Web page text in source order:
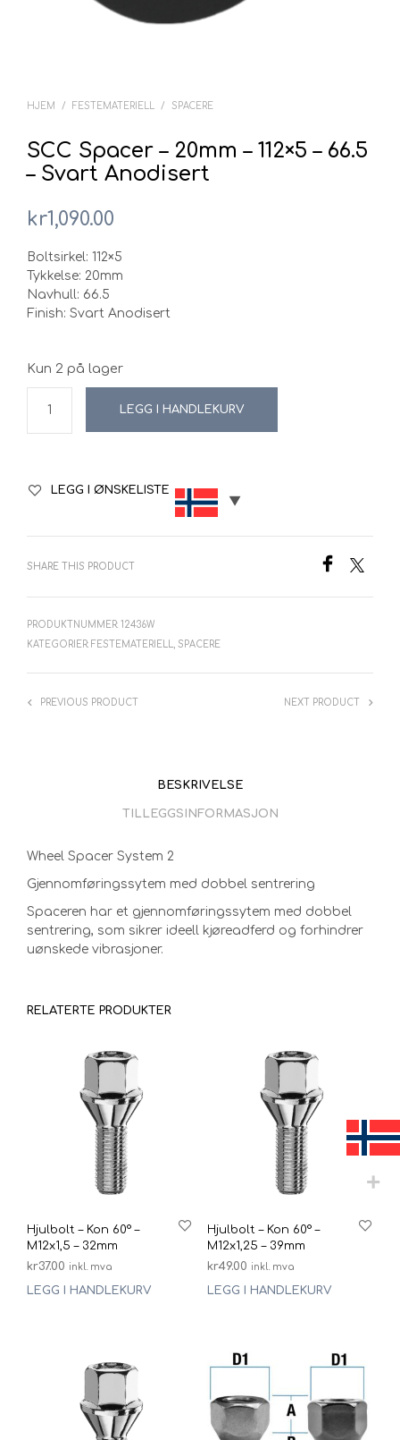
HJEM / FESTEMATERIELL / SPACERE
SCC Spacer – 20mm – 112×5 – 66.5
– Svart Anodisert
kr1,090.00
Boltsirkel: 112×5
Tykkelse: 20mm
Navhull: 66.5
Finish: Svart Anodisert
Kun 2 på lager
LEGG I HANDLEKURV
LEGG I ØNSKELISTE
SHARE THIS PRODUCT
PRODUKTNUMMER: 12436W
KATEGORIER: FESTEMATERIELL SPACERE
PREVIOUS PRODUCT NEXT PRODUCT
BESKRIVELSE
TILLEGGSINFORMASJON
Wheel Spacer System 2
Gjennomføringssytem med dobbel sentrering
Spaceren har et gjennomføringssytem med dobbel
sentrering, som sikrer ideell kjøreadferd og forhindrer
uønskede vibrasjoner.
RELATERTE PRODUKTER
Hjulbolt – Kon 60° –
M12x1,5 – 32mm
kr37.00 inkl. mva
LEGG I HANDLEKURV
Hjulbolt – Kon 60° –
M12x1,25 – 39mm
kr49.00 inkl. mva
LEGG I HANDLEKURV